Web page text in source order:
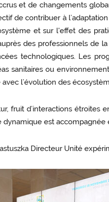
et de changements
de contribuer à
et sur l'effet des
des professionnels de
technologiques. Les
sanitaires ou
l’évolution des
fruit d’interactions
est accompagnée
Directeur Unité